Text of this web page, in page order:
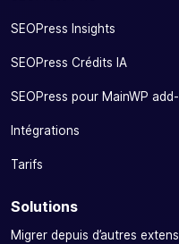
SEOPress Insights
SEOPress Crédits IA
SEOPress pour MainWP
Intégrations
Tarifs
Solutions
Migrer depuis d’autres